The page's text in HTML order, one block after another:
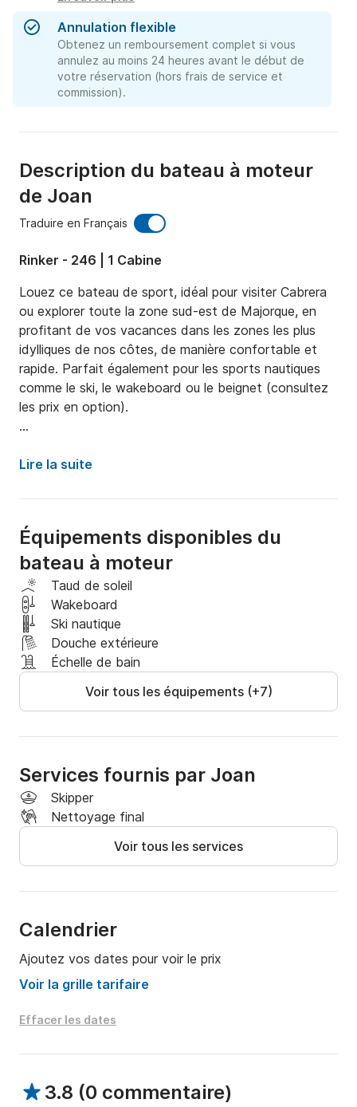
Annulation flexible
Obtenez un remboursement complet si vous
annulez au moins 24 heures avant le début de
votre réservation (hors frais de service et
commission).
Description du bateau à moteur
de Joan
Traduire en Français
Rinker - 246 | 1 Cabine
Louez ce bateau de sport, idéal pour visiter Cabrera
ou explorer toute la zone sud-est de Majorque, en
profitant de vos vacances dans les zones les plus
idylliques de nos côtes, de manière confortable et
rapide. Parfait également pour les sports nautiques
comme le ski, le wakeboard ou le beignet (consultez
les prix en option).
n'hésitez pas à nous contacter via Click&Boat.
Lire la suite
Équipements disponibles du
bateau à moteur
Taud de soleil
Wakeboard
Ski nautique
Douche extérieure
Échelle de bain
Voir tous les équipements (+7)
Services fournis par Joan
Skipper
Nettoyage final
Voir tous les services
Calendrier
Ajoutez vos dates pour voir le prix
Voir la grille tarifaire
Effacer les dates
3.8 (0 commentaire)